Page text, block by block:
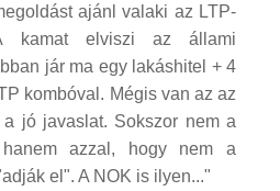
ajánl valaki az LTP-
kamat elviszi az állami
jár ma egy lakáshitel + 4
kombóval. Mégis van az az
jó javaslat. Sokszor nem a
azzal, hogy nem a
el". A NOK is ilyen..."